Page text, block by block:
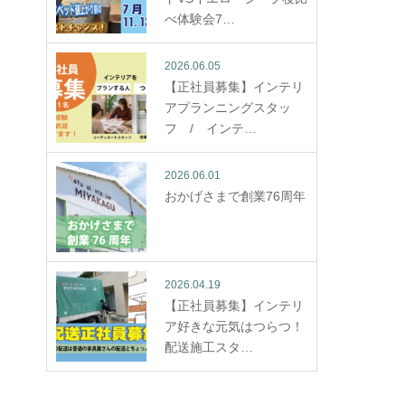
べ体験会7…
2026.06.05
【正社員募集】インテリ
アプランニングスタッ
フ / インテ…
2026.06.01
おかげさまで創業76周年
2026.04.19
【正社員募集】インテリ
ア好きな元気はつらつ！
配送施工スタ…